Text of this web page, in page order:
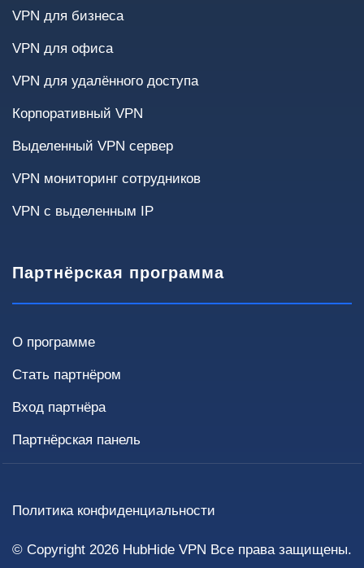
Удалённые сотрудники
Доступ к внутренним системам
Финансовые системы
Передача чувствительных данных
Критичность простоев
Некритично
Инфраструктура
Текущие решения и требования влияют на
Текущий VPN
Выделенный сервер
VPN для бизнеса
VPN для офиса
VPN для удалённого доступа
Корпоративный VPN
Выделенный VPN сервер
VPN мониторинг сотрудников
VPN с выделенным IP
Партнёрская программа
О программе
Стать партнёром
Вход партнёра
Партнёрская панель
Политика конфиденциальности
© Copyright 2026 HubHide VPN Все права защищены.